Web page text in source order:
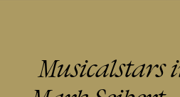
Musicalstars